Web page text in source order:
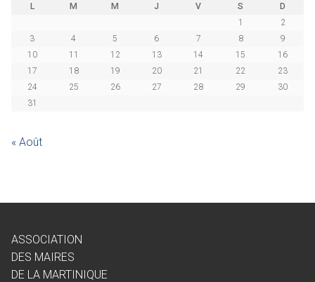
L M M J V S
D
1
2
3
4 5 6 7 8
9
10
11 12 13 14 15
16
17
18 19 20 21 22
23
24
25 26 27 28 29
30
31
« Août
ASSOCIATION
DES MAIRES
DE LA MARTINIQUE